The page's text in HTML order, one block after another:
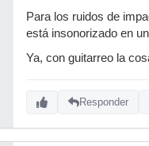
Para los ruidos de
está insonorizado en
Ya, con guitarreo la
Responder